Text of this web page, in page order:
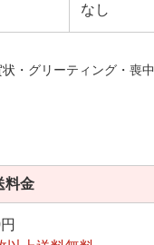
なし
・グリーティング・喪
料金